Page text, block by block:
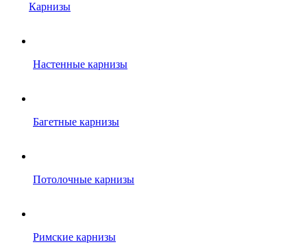
Карнизы
Настенные карнизы
Багетные карнизы
Потолочные карнизы
Римские карнизы